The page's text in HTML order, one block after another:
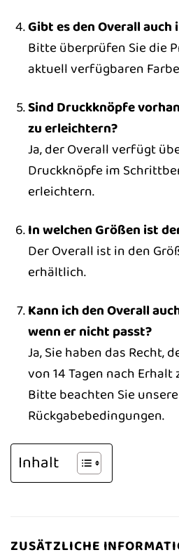
Gibt es den Overall auch
Bitte überprüfen Sie die
aktuell verfügbaren
Sind Druckknöpfe
zu erleichtern?
Ja, der Overall verfügt
Druckknöpfe im
erleichtern.
In welchen Größen ist
Der Overall ist in den
erhältlich.
Kann ich den Overall
wenn er nicht passt?
Ja, Sie haben das Recht,
von 14 Tagen nach
Bitte beachten Sie unsere
Rückgabebedingungen.
Inhalt
ZUSÄTZLICHE